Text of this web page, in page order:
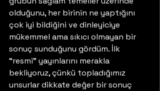
olduğunu, her birinin ne yaptığını
çok iyi bildiğini ve dinleyiciye
mükemmel ama sıkıcı olmayan bir
sonuç sunduğunu gördüm. İlk
“resmi” yayınlarını merakla
bekliyoruz, çünkü topladığımız
unsurlar dikkate değer bir sonuç